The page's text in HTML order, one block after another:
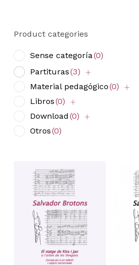
Product categories
Sense categoría(0)
Partituras(3)
Material pedagógico(0)
Libros(0)
Download (0)
Otros(0)